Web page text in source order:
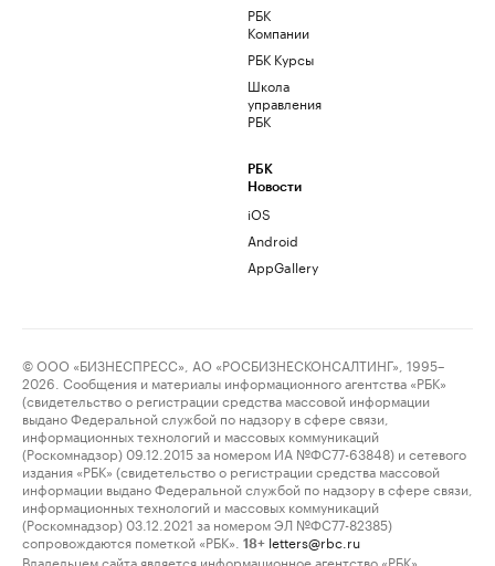
РБК
Компании
РБК Курсы
Школа
управления
РБК
РБК
Новости
iOS
Android
AppGallery
© ООО «БИЗНЕСПРЕСС», АО «РОСБИЗНЕСКОНСАЛТИНГ», 1995–
2026. Сообщения и материалы информационного агентства «РБК»
(свидетельство о регистрации средства массовой информации
выдано Федеральной службой по надзору в сфере связи,
информационных технологий и массовых коммуникаций
(Роскомнадзор) 09.12.2015 за номером ИА №ФС77-63848) и сетевого
издания «РБК» (свидетельство о регистрации средства массовой
информации выдано Федеральной службой по надзору в сфере связи,
информационных технологий и массовых коммуникаций
(Роскомнадзор) 03.12.2021 за номером ЭЛ №ФС77-82385)
сопровождаются пометкой «РБК».
18+ letters@rbc.ru
Владельцем сайта является информационное агентство «РБК».